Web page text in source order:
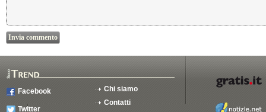
Facebook
Twitter
Chi siamo
Contatti